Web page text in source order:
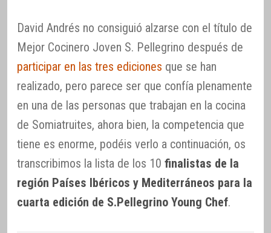
David Andrés no consiguió alzarse con el título de
Mejor Cocinero Joven S. Pellegrino después de
participar en las tres ediciones que se han
realizado, pero parece ser que confía plenamente
en una de las personas que trabajan en la cocina
de Somiatruites, ahora bien, la competencia que
tiene es enorme, podéis verlo a continuación, os
transcribimos la lista de los 10 finalistas de la
región Países Ibéricos y Mediterráneos para la
cuarta edición de S.Pellegrino Young Chef.